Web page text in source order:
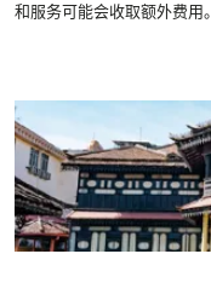
和服务可能会收取额外费用。